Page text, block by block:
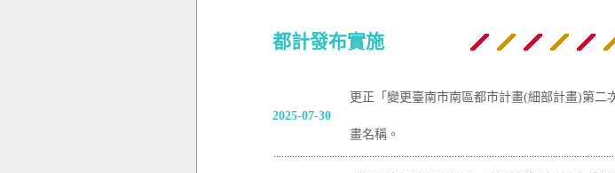
都計發布實施
2025-07-30
更正「變更臺南市南區都市計畫(細部計畫)第
畫名稱。